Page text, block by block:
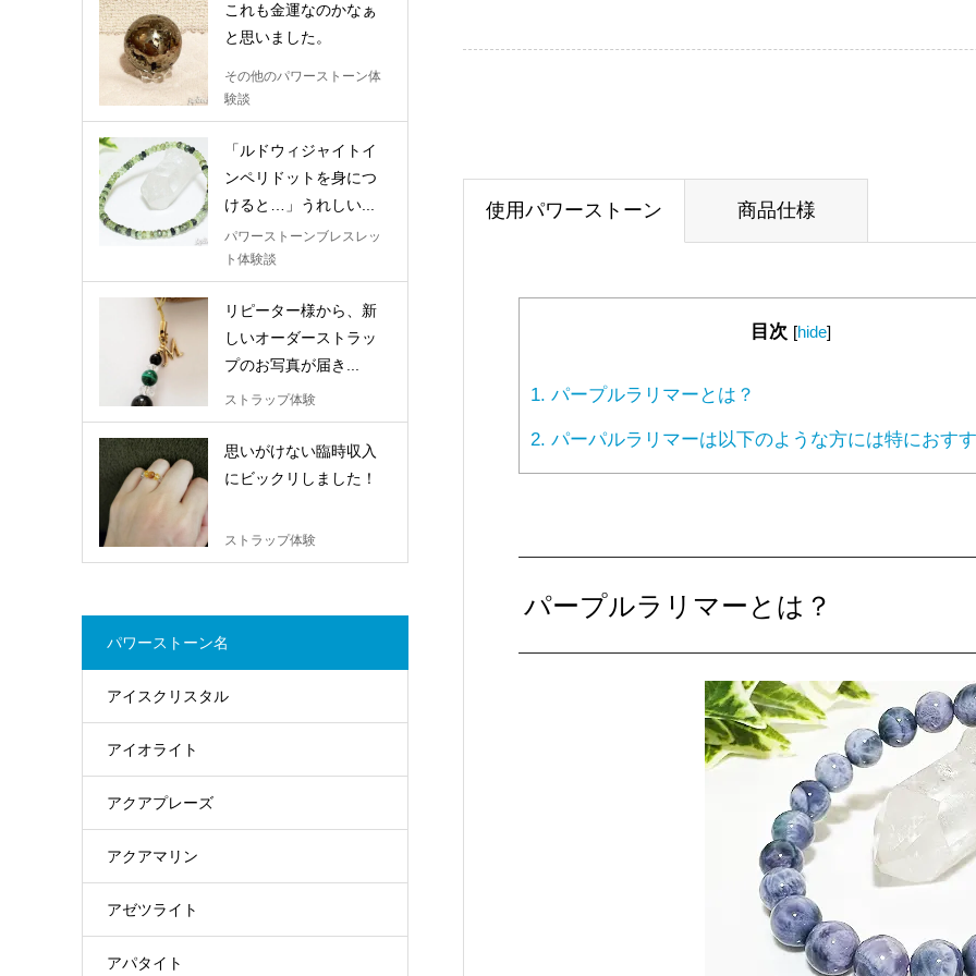
使用パワーストーン 商品仕様
目次 [hide]
1. パープルラリマーとは？
2. パーパルラリマーは以下のような方には特におす
パープルラリマーとは？
これも金運なのかなぁ
と思いました。
その他のパワーストーン体
験談
「ルドウィジャイトイ
ンペリドットを身につ
けると…」うれしい...
パワーストーンブレスレッ
ト体験談
リピーター様から、新
しいオーダーストラッ
プのお写真が届き...
ストラップ体験
思いがけない臨時収入
にビックリしました！
ストラップ体験
パワーストーン名
アイスクリスタル
アイオライト
アクアプレーズ
アクアマリン
アゼツライト
アパタイト